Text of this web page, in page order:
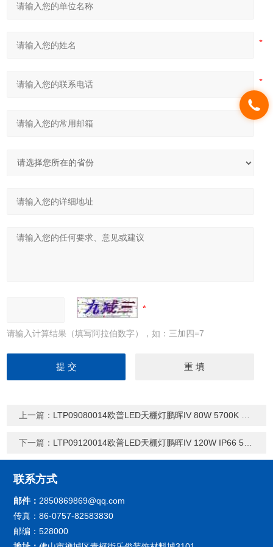
请输入计算结果（填写阿拉伯数字），如：三加四=7
上一篇： LTP09080014欧普LED天棚灯鹏晖IV 80W 5700K 60°100° 泛光灯
下一篇： LTP09120014欧普LED天棚灯鹏晖IV 120W IP66 5700K 泛光灯
联系方式
邮件： 2850869869@qq.com
传真：86-0757-82583830
邮编：528000